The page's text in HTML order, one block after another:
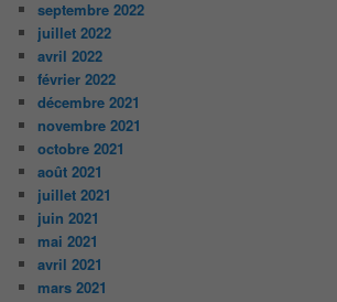
septembre 2022
juillet 2022
avril 2022
février 2022
décembre 2021
novembre 2021
octobre 2021
août 2021
juillet 2021
juin 2021
mai 2021
avril 2021
mars 2021